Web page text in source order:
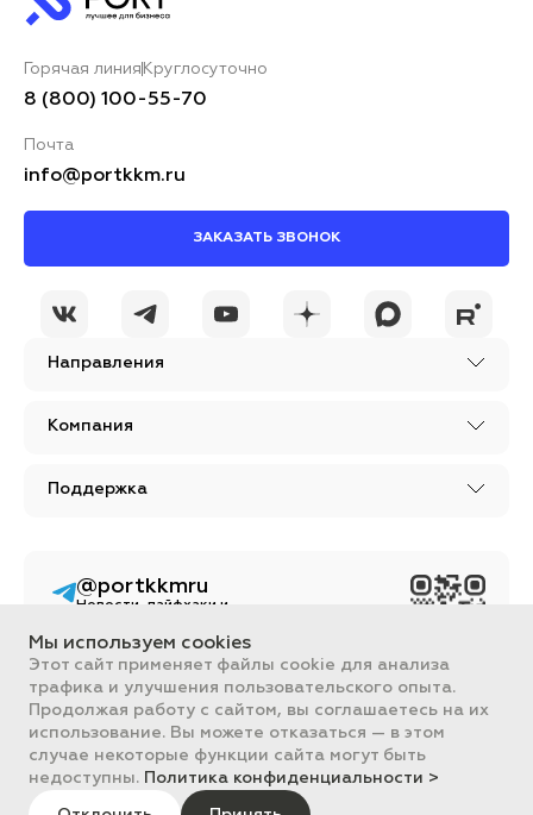
Направления
Компания
Поддержка
Горячая линия Круглосуточно
8 (800) 100-55-70
Почта
info@portkkm.ru
ЗАКАЗАТЬ ЗВОНОК
Вся информация, размещенная на сайте, носит ознакомительный
характер и не является публичной офертой, определяемой
положениями Статьи 437 ГК РФ.
Все цены на сайте указаны с НДС. ООО "ПОРТ" ИНН 2461018892,
ОГРН 1022401953496
ПОРТ 2011-2026
Политика обработки данных
@portkkmru
Новости, лайфхаки и
контент PORT - бизнес
портал
Мы используем cookies
Этот сайт применяет файлы cookie для анализа
трафика и улучшения пользовательского опыта.
Продолжая работу с сайтом, вы соглашаетесь на их
использование. Вы можете отказаться — в этом
случае некоторые функции сайта могут быть
недоступны. Политика конфиденциальности >